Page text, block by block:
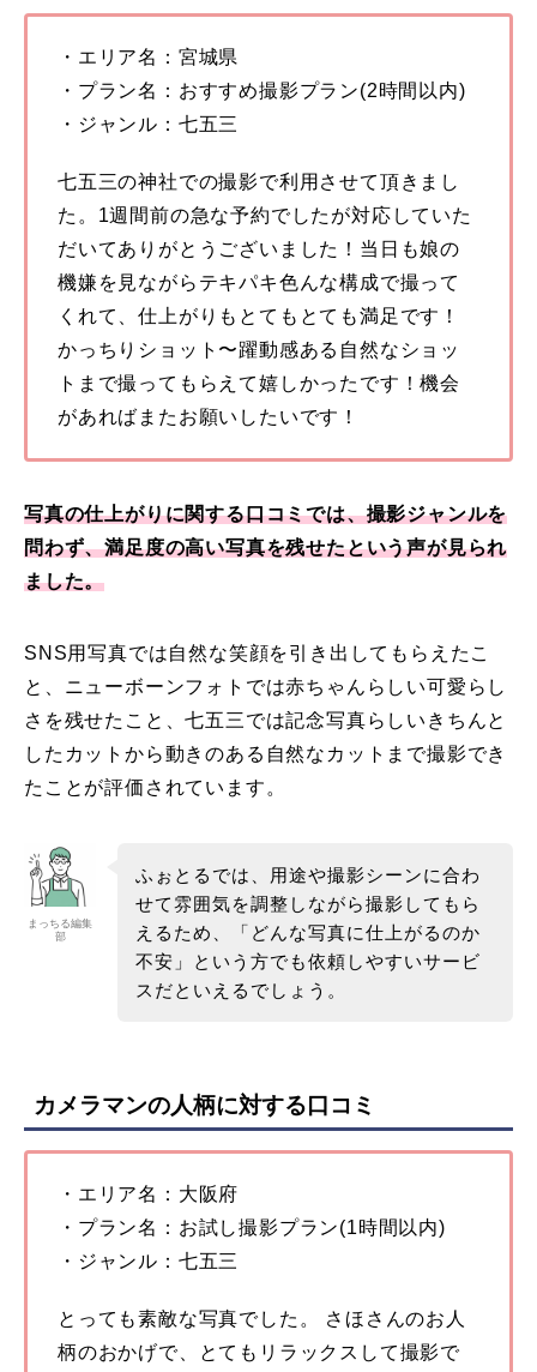
・エリア名：宮城県
・プラン名：おすすめ撮影プラン(2時間以内)
・ジャンル：七五三
七五三の神社での撮影で利用させて頂きまし
た。1週間前の急な予約でしたが対応していた
だいてありがとうございました！当日も娘の
機嫌を見ながらテキパキ色んな構成で撮って
くれて、仕上がりもとてもとても満足です！
かっちりショット〜躍動感ある自然なショッ
トまで撮ってもらえて嬉しかったです！機会
があればまたお願いしたいです！
写真の仕上がりに関する口コミでは、撮影ジャンルを
問わず、満足度の高い写真を残せたという声が見られ
ました。
SNS用写真では自然な笑顔を引き出してもらえたこ
と、ニューボーンフォトでは赤ちゃんらしい可愛らし
さを残せたこと、七五三では記念写真らしいきちんと
したカットから動きのある自然なカットまで撮影でき
たことが評価されています。
まっちる編集
部
ふぉとるでは、用途や撮影シーンに合わ
せて雰囲気を調整しながら撮影してもら
えるため、「どんな写真に仕上がるのか
不安」という方でも依頼しやすいサービ
スだといえるでしょう。
カメラマンの人柄に対する口コミ
・エリア名：大阪府
・プラン名：お試し撮影プラン(1時間以内)
・ジャンル：七五三
とっても素敵な写真でした。 さほさんのお人
柄のおかげで、とてもリラックスして撮影で